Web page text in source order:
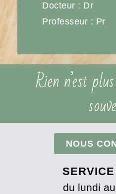
Docteur : Dr
Professeur : Pr
Rien n’est
NOUS
du lundi